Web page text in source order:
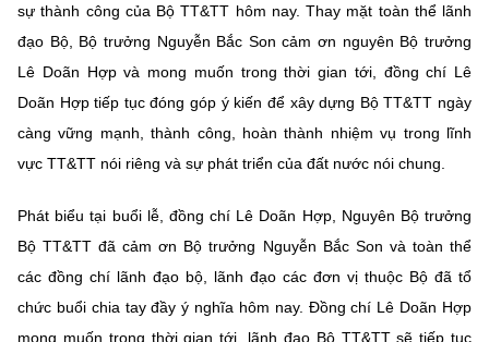
sự thành công của Bộ TT&TT hôm nay. Thay mặt toàn thể lãnh
đạo Bộ, Bộ trưởng Nguyễn Bắc Son cảm ơn nguyên Bộ trưởng
Lê Doãn Hợp và mong muốn trong thời gian tới, đồng chí Lê
Doãn Hợp tiếp tục đóng góp ý kiến để xây dựng Bộ TT&TT ngày
càng vững mạnh, thành công, hoàn thành nhiệm vụ trong lĩnh
vực TT&TT nói riêng và sự phát triển của đất nước nói chung.
Phát biểu tại buổi lễ, đồng chí Lê Doãn Hợp, Nguyên Bộ trưởng
Bộ TT&TT đã cảm ơn Bộ trưởng Nguyễn Bắc Son và toàn thể
các đồng chí lãnh đạo bộ, lãnh đạo các đơn vị thuộc Bộ đã tổ
chức buổi chia tay đầy ý nghĩa hôm nay. Đồng chí Lê Doãn Hợp
mong muốn trong thời gian tới, lãnh đạo Bộ TT&TT sẽ tiếp tục